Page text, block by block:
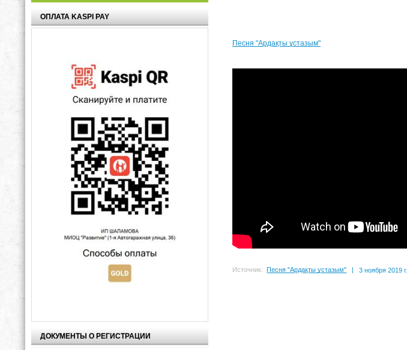
ОПЛАТА KASPI PAY
ДОКУМЕНТЫ О РЕГИСТРАЦИИ
Песня "Ардақты ұстазым"
Источник: Песня "Ардақты ұстазым" | 3 ноября 2019 г.